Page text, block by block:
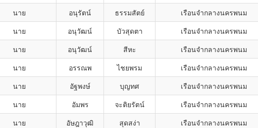
นาย อนุรัตน์ ธรรมสัตย์ เรือนจำกลางนครพนม
นาย อนุวัฒน์ บัวสุดตา เรือนจำกลางนครพนม
นาย อนุวัฒน์ สีหะ เรือนจำกลางนครพนม
นาย อรรณพ ไชยพรม เรือนจำกลางนครพนม
นาย อัฐพงษ์ บุญทศ เรือนจำกลางนครพนม
นาย อัมพร จะติยรัตน์ เรือนจำกลางนครพนม
นาย อัษฎาวุฒิ สุดสง่า เรือนจำกลางนครพนม